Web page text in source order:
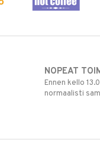
NOPEAT
Ennen kello
normaalisti